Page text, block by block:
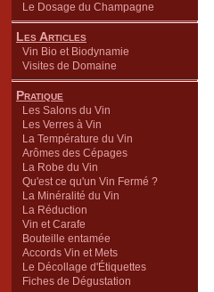
Le Dosage du Champagne
Les Articles
Vin Bio et Biodynamie
Visites de Domaine
Pratique
Les Salons du Vin
Les Verres à Vin
La Température du Vin
Arômes des Cépages
La Robe du Vin
Qu'est ce qu'un Vin Fermé ?
La Minéralité du Vin
La Réduction
Vin et Carafe
Bouteille entamée
Accords Vin et Mets
Le Décollage d'Étiquettes
Fiches de Dégustation